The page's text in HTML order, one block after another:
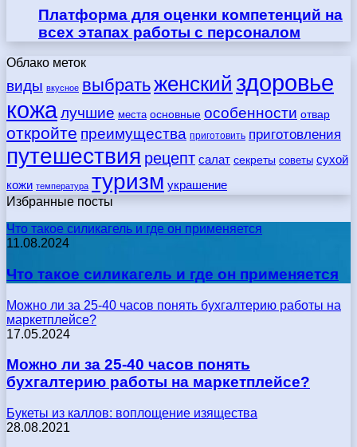
Платформа для оценки компетенций на
всех этапах работы с персоналом
Облако меток
виды вкусное выбратьженский здоровье
кожалучшие места основные особенности отвар
откройте преимущества приготовить приготовления
путешествия рецепт салат секреты советы сухой
кожи температура туризм украшение
Избранные посты
Что такое силикагель и где он применяется
11.08.2024
Что такое силикагель и где он применяется
Можно ли за 25-40 часов понять бухгалтерию работы на
маркетплейсе?
17.05.2024
Можно ли за 25-40 часов понять
бухгалтерию работы на маркетплейсе?
Букеты из каллов: воплощение изящества
28.08.2021